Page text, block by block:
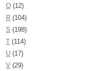
Q (12)
R (104)
S (198)
T (114)
U (17)
V (29)